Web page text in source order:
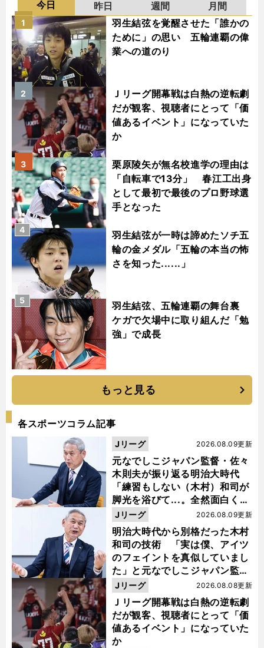
今日 昨日 週間
月間
羽生結弦を覚醒させた「誰かの
ために」の思い 五輪連覇の偉
業への道のり
1
Ｊリーグ開幕戦は白熱の逆転劇
だが観客、視聴者にとって「価
値あるイベント」になっていた
か
2
栗原陵矢が無名校進学の理由は
「自転車で13分」 春江工出身
として最初で最後のプロ野球選
手となった
3
羽生結弦が一時は諦めたソチ五
輪の金メダル「五輪の本当の怖
さを知った......」
4
羽生結弦、五輪連覇の舞台裏
ケガで欠場中に取り組んだ「勉
強」で成長
5
もっと見る
各スポーツコラム記事
元なでしこジャパン監督・佐々
木則夫が振り返る明治大時代
「練習もしない（木村）和司が
脚光を浴びて...。全然面白くな
い４年間でした」
2026.08.09更新
Jリーグ
明治大時代から別格だった木村
和司の技術 「実は僕、アイツ
のフェイントを真似していまし
た」と元なでしこジャパン監
督・佐々木則夫
2026.08.09更新
Jリーグ
Ｊリーグ開幕戦は白熱の逆転劇
だが観客、視聴者にとって「価
値あるイベント」になっていた
か
2026.08.08更新
Jリーグ